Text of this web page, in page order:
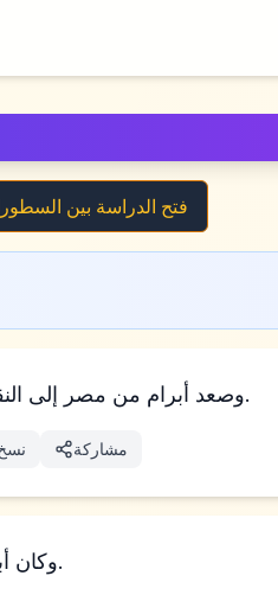
فتح الدراسة بين السطور
وصعد أبرام من مصر إلى النقب، هو وزوجته وكل ما كان له، ولوط معه.
مشاركة
وكان أبرام غنيًا جدًا في المواشي والفضة والذهب.